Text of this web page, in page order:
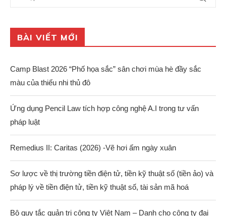
BÀI VIẾT MỚI
Camp Blast 2026 “Phố họa sắc” sân chơi mùa hè đầy sắc
màu của thiếu nhi thủ đô
Ứng dụng Pencil Law tích hợp công nghệ A.I trong tư vấn
pháp luật
Remedius II: Caritas (2026) -Vẽ hơi ấm ngày xuân
Sơ lược về thị trường tiền điện tử, tiền kỹ thuật số (tiền ảo) và
pháp lý về tiền điện tử, tiền kỹ thuật số, tài sản mã hoá
Bộ quy tắc quản trị công ty Việt Nam – Danh cho công ty đại